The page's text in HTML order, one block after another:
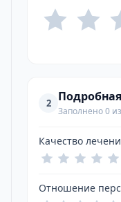
2
Заполнено 0
Качество
Отношение